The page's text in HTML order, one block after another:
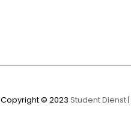
Copyright © 2023 Student Dienst|